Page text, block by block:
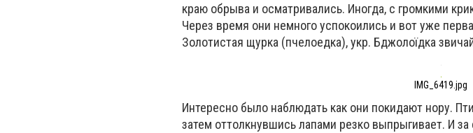
краю обрыва и осматривались. Иногда, с громкими
Через время они немного успокоились и вот уже
Золотистая щурка (пчелоедка), укр. Бджолоїдка
IMG_6419.jpg
Интересно было наблюдать как они покидают нору.
затем оттолкнувшись лапами резко выпрыгивает. И